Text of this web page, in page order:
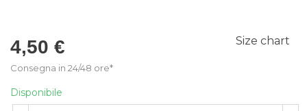
4,50 €
Consegna in 24/48 ore*
Size chart
Disponibile